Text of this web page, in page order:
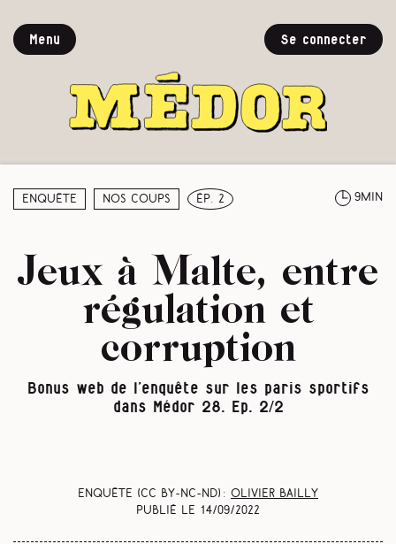
Menu Se connecter
Enquête Nos coups ép. 2 9min
Jeux à Malte, entre
régulation et
corruption
Bonus web de l’enquête sur les paris sportifs
dans Médor 28. Ep. 2/2
Enquête (CC BY-NC-ND) : Olivier Bailly
Publié le 14/09/2022